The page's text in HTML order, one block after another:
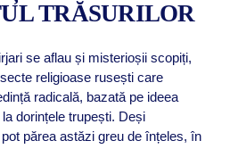
TRĂSURILOR
se aflau și misterioșii scopiți,
religioase rusești care
radicală, bazată pe ideea
dorințele trupești. Deși
părea astăzi greu de înțeles, în